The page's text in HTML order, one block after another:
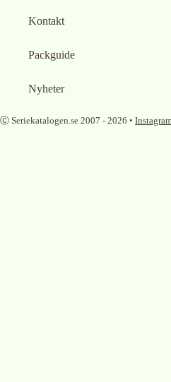
Kontakt
Packguide
Nyheter
Ⓒ Seriekatalogen.se 2007 - 2026 •